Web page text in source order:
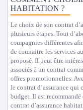
HABITATION ?
Le choix de son contrat
plusieurs étapes. Tout
compagnies différentes
de connaitre les services
proposé. Il peut être
associés à un contrat
offres promotionnelles.
le contrat d’assurance qui
budget. Il est
contrat d’assurance